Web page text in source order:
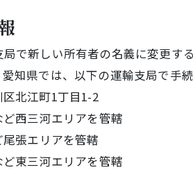
で新しい所有者の名義に変更す
知県では、以下の運輸支局で手
区北江町1丁目1-2
ど西三河エリアを管轄
張エリアを管轄
東三河エリアを管轄